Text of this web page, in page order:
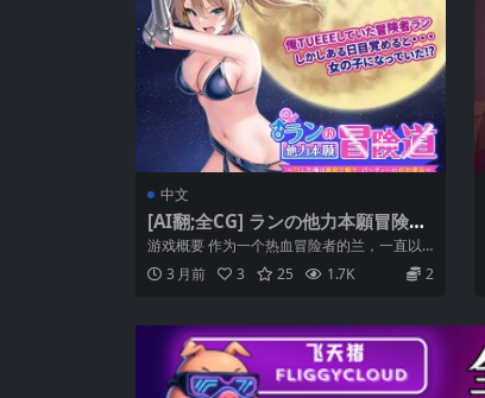
中文
[AI翻;全CG] ランの他力本願冒険道
～TSした俺は最弱女騎士 Ver1.01
[簡中]
游戏概要 作为一个热血冒险者的兰，一直以
我才最棒的态度冒险。然而有一天，在攻略
迷...3 月前 3 25 1.7K 2